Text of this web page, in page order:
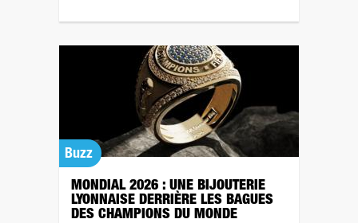
Buzz
MONDIAL 2026 : UNE BIJOUTERIE
LYONNAISE DERRIÈRE LES BAGUES
DES CHAMPIONS DU MONDE